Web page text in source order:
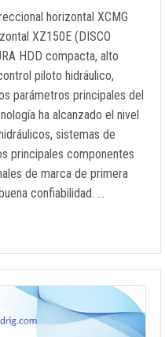
horizontal XCMG
XZ150E (DISCO
HDD compacta, alto
piloto hidráulico,
parámetros principales del
ha alcanzado el nivel
sistemas de
principales componentes
de marca de primera
confiabilidad. …